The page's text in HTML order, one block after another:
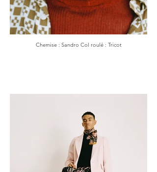
Chemise : Sandro Col roulé : Tricot